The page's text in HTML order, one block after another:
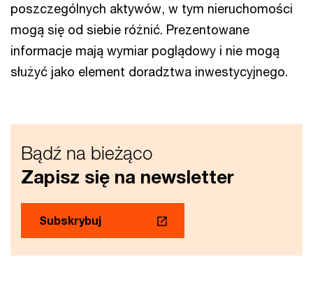
poszczególnych aktywów, w tym nieruchomości
mogą się od siebie różnić. Prezentowane
informacje mają wymiar poglądowy i nie mogą
służyć jako element doradztwa inwestycyjnego.
Bądź na bieżąco
Zapisz się na newsletter
Subskrybuj